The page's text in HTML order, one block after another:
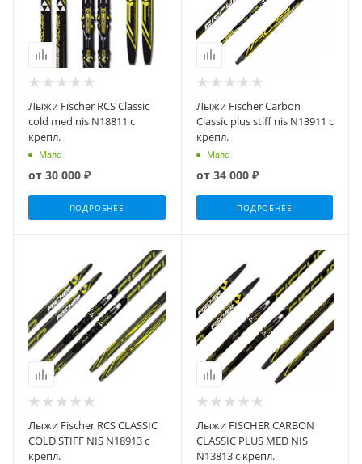
Лыжи Fischer RCS Classic
cold med nis N18811 с
крепл.
Мало
от 30 000 ₽
ПОДРОБНЕЕ
Лыжи Fischer Carbon
Classic plus stiff nis N13911 с
крепл.
Мало
от 34 000 ₽
ПОДРОБНЕЕ
Лыжи Fischer RCS CLASSIC
COLD STIFF NIS N18913 с
крепл.
Лыжи FISCHER CARBON
CLASSIC PLUS MED NIS
N13813 с крепл.